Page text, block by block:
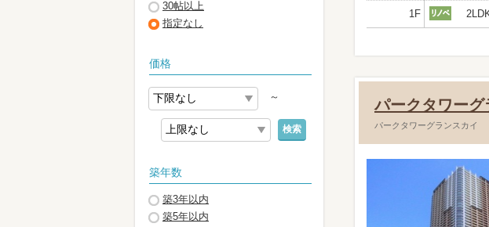
30帖以上
指定なし
価格
～
検索
築年数
築3年以内
築5年以内
1F
パークタワーグ
パークタワーグランスカイ